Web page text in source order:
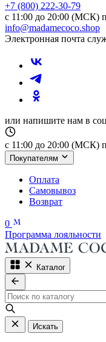
+7 (800) 222-30-79
с 11:00 до 20:00 (МСК)
info@madamecoco.shop
Электронная почта
или напишите нам в
с 11:00 до 20:00 (МСК)
Покупателям
Оплата
Самовывоз
Возврат
0
Программа лояльности
Каталог
Искать